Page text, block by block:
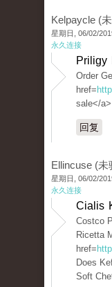
Kelpaycle (
星期日, 06/02/
永久连接
Priligy
Order
href=
sale</
回复
Ellincuse (未
星期日, 06/02/
永久连接
Cialis
Costco
Ricetta
href=
Does
Soft